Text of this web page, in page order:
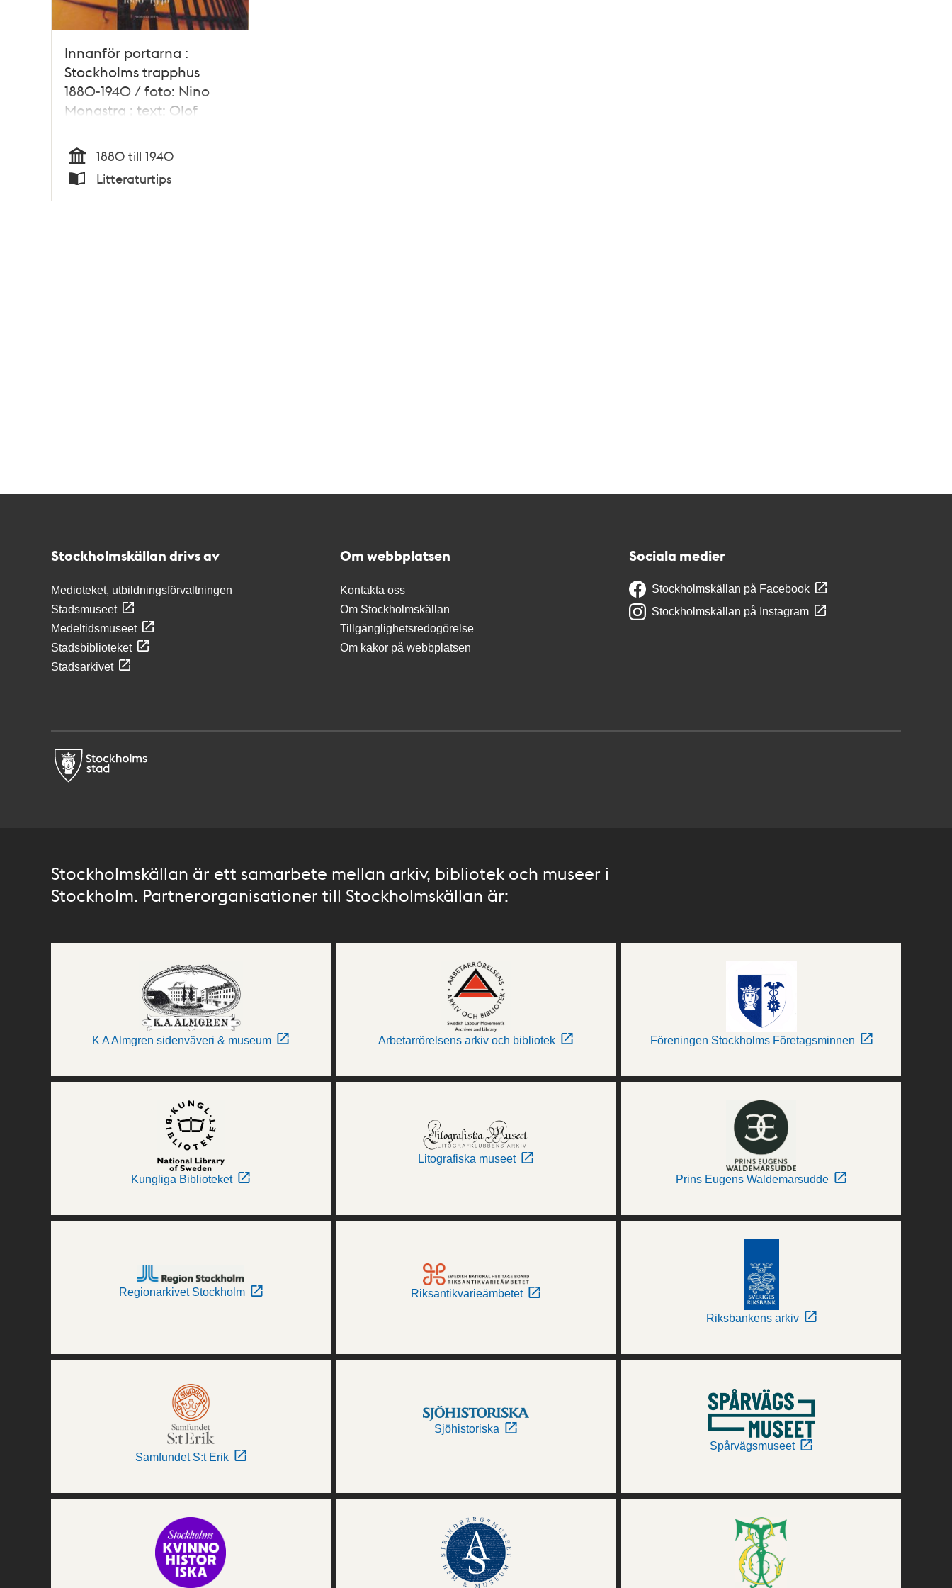
Innanför portarna :
Stockholms trapphus
1880-1940 / foto: Nino
Monastra ; text: Olof
Antell m.fl.
Tid
1880 till 1940
Typ
Litteraturtips
Stockholmskällan drivs av
Medioteket, utbildningsförvaltningen
Stadsmuseet
Medeltidsmuseet
Stadsbiblioteket
Stadsarkivet
Om webbplatsen
Kontakta oss
Om Stockholmskällan
Tillgänglighetsredogörelse
Om kakor på webbplatsen
Sociala medier
Stockholmskällan på Facebook
Stockholmskällan på Instagram
Stockholmskällan är ett samarbete mellan arkiv, bibliotek och museer i
Stockholm. Partnerorganisationer till Stockholmskällan är:
K A Almgren sidenväveri & museum Arbetarrörelsens arkiv och bibliotek Föreningen Stockholms Företagsminnen
Kungliga Biblioteket
Litografiska museet
Prins Eugens Waldemarsudde
Regionarkivet Stockholm Riksantikvarieämbetet
Riksbankens arkiv
Samfundet S:t Erik
Sjöhistoriska
Spårvägsmuseet